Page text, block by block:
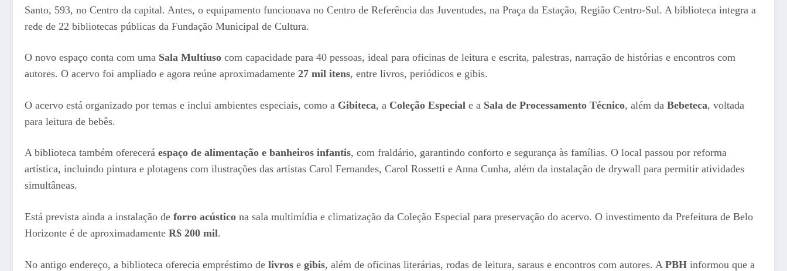
Santo, 593, no Centro da capital. Antes, o equipamento funcionava no Centro de Referência das Juventudes, na Praça da Estação, Região Centro-Sul. A biblioteca integra a
rede de 22 bibliotecas públicas da Fundação Municipal de Cultura.
O novo espaço conta com uma Sala Multiuso com capacidade para 40 pessoas, ideal para oficinas de leitura e escrita, palestras, narração de histórias e encontros com
autores. O acervo foi ampliado e agora reúne aproximadamente 27 mil itens, entre livros, periódicos e gibis.
O acervo está organizado por temas e inclui ambientes especiais, como a Gibiteca, a Coleção Especial e a Sala de Processamento Técnico, além da Bebeteca, voltada
para leitura de bebês.
A biblioteca também oferecerá espaço de alimentação e banheiros infantis, com fraldário, garantindo conforto e segurança às famílias. O local passou por reforma
artística, incluindo pintura e plotagens com ilustrações das artistas Carol Fernandes, Carol Rossetti e Anna Cunha, além da instalação de drywall para permitir atividades
simultâneas.
Está prevista ainda a instalação de forro acústico na sala multimídia e climatização da Coleção Especial para preservação do acervo. O investimento da Prefeitura de Belo
Horizonte é de aproximadamente R$ 200 mil.
No antigo endereço, a biblioteca oferecia empréstimo de livros e gibis, além de oficinas literárias, rodas de leitura, saraus e encontros com autores. A PBH informou que a